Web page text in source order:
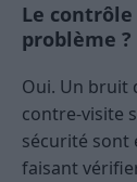
Le
problème ?
Oui. Un bruit
contre-visite
sécurité sont
faisant